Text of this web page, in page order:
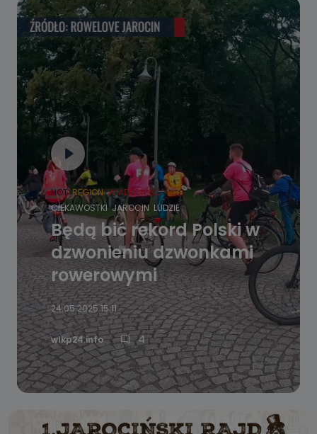
HOT REGION WIADOMOŚCI
CIEKAWOSTKI JAROCIN LUDZIE
Będą bić rekord Polski w
dzwonieniu dzwonkami
rowerowymi
24.05.2025 15:11
wlkp24.info 4